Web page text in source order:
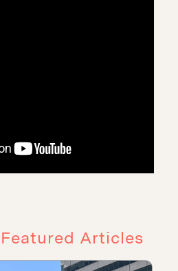
Featured Articles